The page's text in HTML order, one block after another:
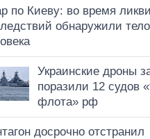
по Киеву: во время
обнаружили тело
Украинские дроны
поразили 12 судов
флота» рф
досрочно отстранил